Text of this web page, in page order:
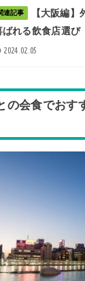
連記事
【大阪編
ばれる飲食店選び
2024.02.05
の会食でおす